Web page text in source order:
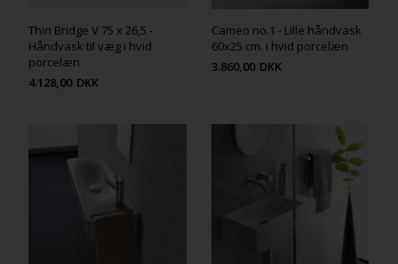
Thin Bridge V 75 x 26,5 -
Håndvask til væg i hvid
porcelæn
4.128,00 DKK
Cameo no.1 - Lille håndvask
60x25 cm. i hvid porcelæn
3.860,00 DKK